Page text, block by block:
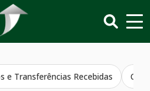
e Transferências Recebidas